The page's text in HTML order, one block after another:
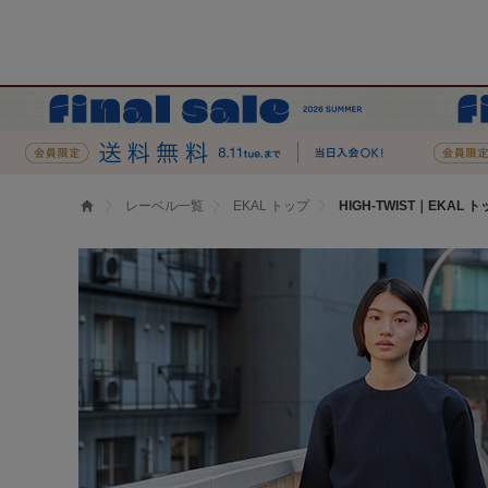
レーベル一覧 EKAL トップ HIGH-TWIST｜EKAL ト